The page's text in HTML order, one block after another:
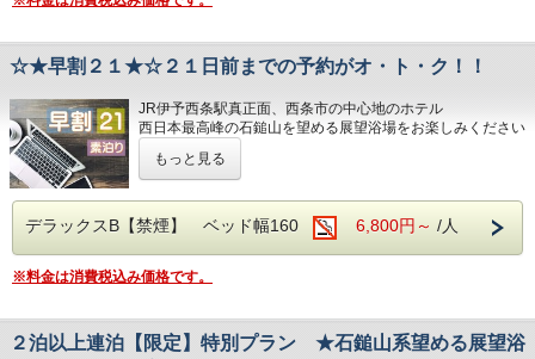
召し上がりいただけます
・シモンズ社製デュベスタイルロング＆ワイ
ドベッドで快適な寝心地
・43型壁掛けテレビ、全室加湿機能付き空気
■チェックイン14:00~24:00(最終) / チェック
■各種サービス
ウェルカムドリンク 14:00〜23:00、コインラ
ンドリー 7：00～22：00（有料）、自動販売
機、製氷機、電子レンジ、アメニティバー、
会議室
■注意事項
団体様の場合や時期によりキャンセル規定が
異なります
詳しくはホテルまでお問い合わせくださいま
■室内設備(全部屋１４平米以上)
・シモンズ社製デュベスタイルロング＆ワイ
ドベッドで快適な寝心地
清浄機、今治タオル、各部屋Wi-Fi
■チェックイン14:00~24:00(最終) / チェック
■チェックイン14:00~24:00(最終) / チェックアウト11:00
ウェルカムドリンク 14:00〜23:00、コインランドリー 7：
アメニティバー、会議室
■注意事項
団体様の場合や時期によりキャンセル規定が異なります
詳しくはホテルまでお問い合わせくださいませ
JR伊予西条駅真正面、西条市の中心地のホテ
ル
楽しみください
お問い合わせください
JR伊予西条駅真正面、西条市の中心地のホテル
西日本最高峰の石鎚山を望める展望浴場をお楽しみください
■男女別展望浴場(最上階：９階)
西日本最高峰の石鎚山や西条市の街並を望める人工ヘルスト
ン温泉
■JR伊予西条駅より徒歩1分の好立地
隣がコンビニ、石鎚へのバスも真正面バス停から出ています
■平面120台駐車場 (敷地内＆第二駐車場)
☆★早割２１★☆２１日前までの予約がオ・ト・ク！！
JR伊予西条駅真正面、西条市の中心地のホテル
西日本最高峰の石鎚山を望める展望浴場をお楽しみください
■男女別展望浴場(最上階：９階)
西日本最高峰の石鎚山や西条市の街並を望める人工ヘルスト
ン温泉
営業時間：14:00~24:00、翌6:00~9:00
■JR伊予西条駅より徒歩1分の好立地
隣がコンビニ、石鎚へのバスも真正面バス停から出ています
■平面120台駐車場 (敷地内＆第二駐車場)
1日１台税込300円 ※バス・トラックは事前予約をお願いし
もっと見る
デラックスB【禁煙】 ベッド幅160 6,800円～ /人
※料金は消費税込み価格です。
２泊以上連泊【限定】特別プラン ★石鎚山系望める展望浴